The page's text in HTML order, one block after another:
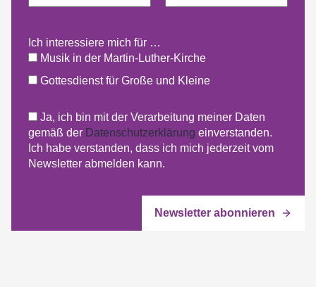
Ich interessiere mich für …
Musik in der Martin-Luther-Kirche
Gottesdienst für Große und Kleine
Ja, ich bin mit der Verarbeitung meiner Daten
gemäß der Datenschutzerklärung einverstanden.
Ich habe verstanden, dass ich mich jederzeit vom
Newsletter abmelden kann.